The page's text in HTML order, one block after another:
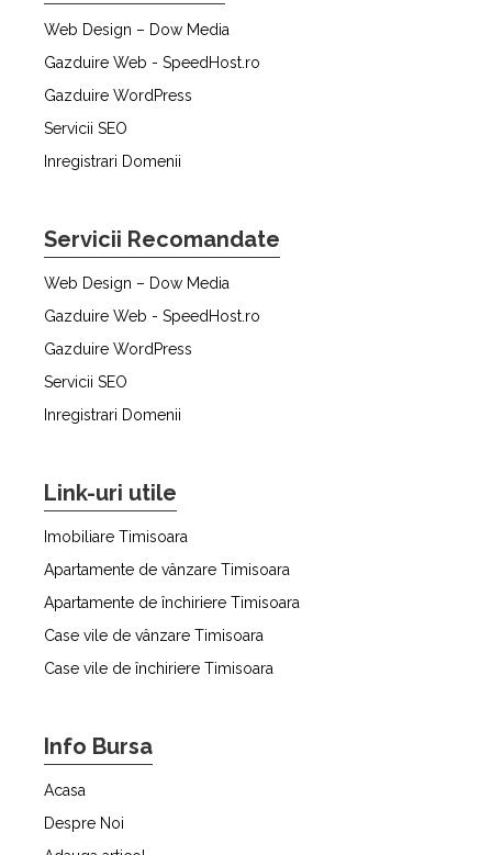
Web Design – Dow Media
Gazduire Web - SpeedHost.ro
Gazduire WordPress
Servicii SEO
Inregistrari Domenii
Servicii Recomandate
Web Design – Dow Media
Gazduire Web - SpeedHost.ro
Gazduire WordPress
Servicii SEO
Inregistrari Domenii
Link-uri utile
Imobiliare Timisoara
Apartamente de vânzare Timisoara
Apartamente de închiriere Timisoara
Case vile de vânzare Timisoara
Case vile de închiriere Timisoara
Info Bursa
Acasa
Despre Noi